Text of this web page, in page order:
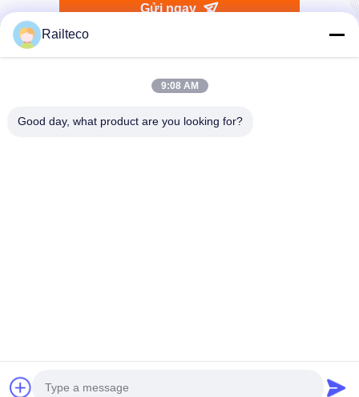
Gửi ngay
Nhà cung cấp. 2026 Jiangsu Railteco Equipment Co., Ltd. Tất cả các quyền
Railteco
9:08 AM
Good day, what product are you looking for?